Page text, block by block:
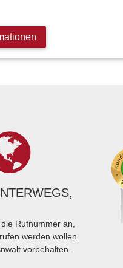
Rufnummer an,
werden wollen.
vorbehalten.